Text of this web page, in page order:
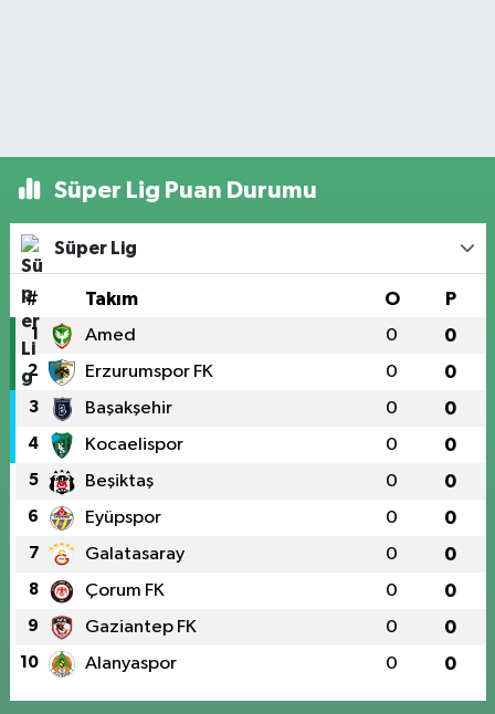
Süper Lig Puan Durumu
Süper Lig
# Takım O P
1 Amed 0 0
2 Erzurumspor FK 0 0
3 Başakşehir 0 0
4 Kocaelispor 0 0
5 Beşiktaş 0 0
6 Eyüpspor 0 0
7 Galatasaray 0 0
8 Çorum FK 0 0
9 Gaziantep FK 0 0
10 Alanyaspor 0 0